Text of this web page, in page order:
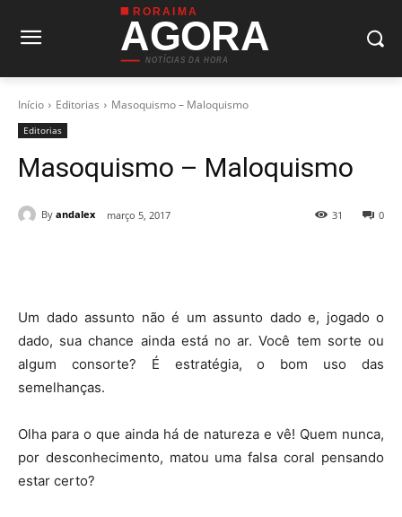
RORAIMA
AGORA
NOTÍCIAS DA HORA
Início Editorias Masoquismo – Maloquismo
Editorias
Masoquismo – Maloquismo
By andalex março 5, 2017 0
31
Um dado assunto não é um assunto dado e, jogado o
dado, sua chance ainda está no ar. Você tem sorte ou
algum consorte? É estratégia, o bom uso das
semelhanças.
Olha para o que ainda há de natureza e vê! Quem nunca,
por desconhecimento, matou uma falsa coral pensando
estar certo?